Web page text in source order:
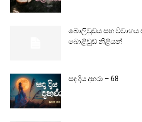
බොලිවුඩය සහ විවාහය
බොළිවුඩ් නිළියන්
සඳ දිය දහරා – 68